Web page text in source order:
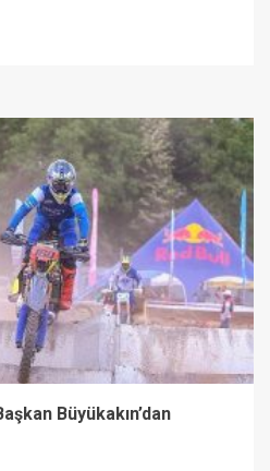
Büyükakın’dan